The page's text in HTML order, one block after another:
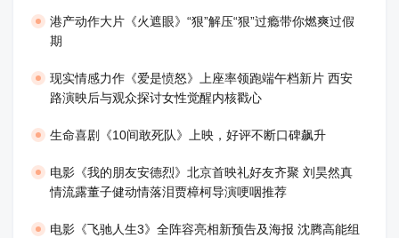
港产动作大片《火遮眼》“狠”解压“狠”过瘾带你燃爽过假
期
现实情感力作《爱是愤怒》上座率领跑端午档新片 西安
路演映后与观众探讨女性觉醒内核戳心
生命喜剧《10间敢死队》上映，好评不断口碑飙升
​电影《我的朋友安德烈》北京首映礼好友齐聚 刘昊然真
情流露董子健动情落泪贾樟柯导演哽咽推荐
电影《飞驰人生3》全阵容亮相新预告及海报 沈腾高能组